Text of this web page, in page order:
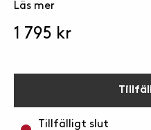
Garnet är UV-
placeras utomhus, i
matchande färg och
nedvikta för att ge en
rengöra, dammsug eller
vatten och låt torka.
Läs mer
1 795 kr
Tillfälligt slut